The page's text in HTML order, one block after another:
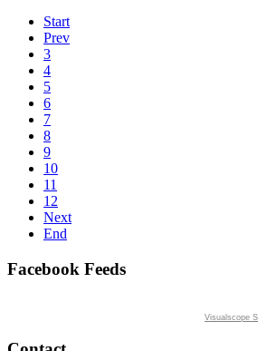
Start
Prev
3
4
5
6
7
8
9
10
11
12
Next
End
Facebook Feeds
Visualscope